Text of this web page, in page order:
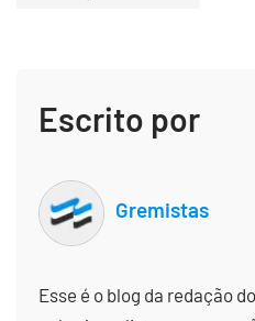
Escrito por
Gremistas
Esse é o blog da redação